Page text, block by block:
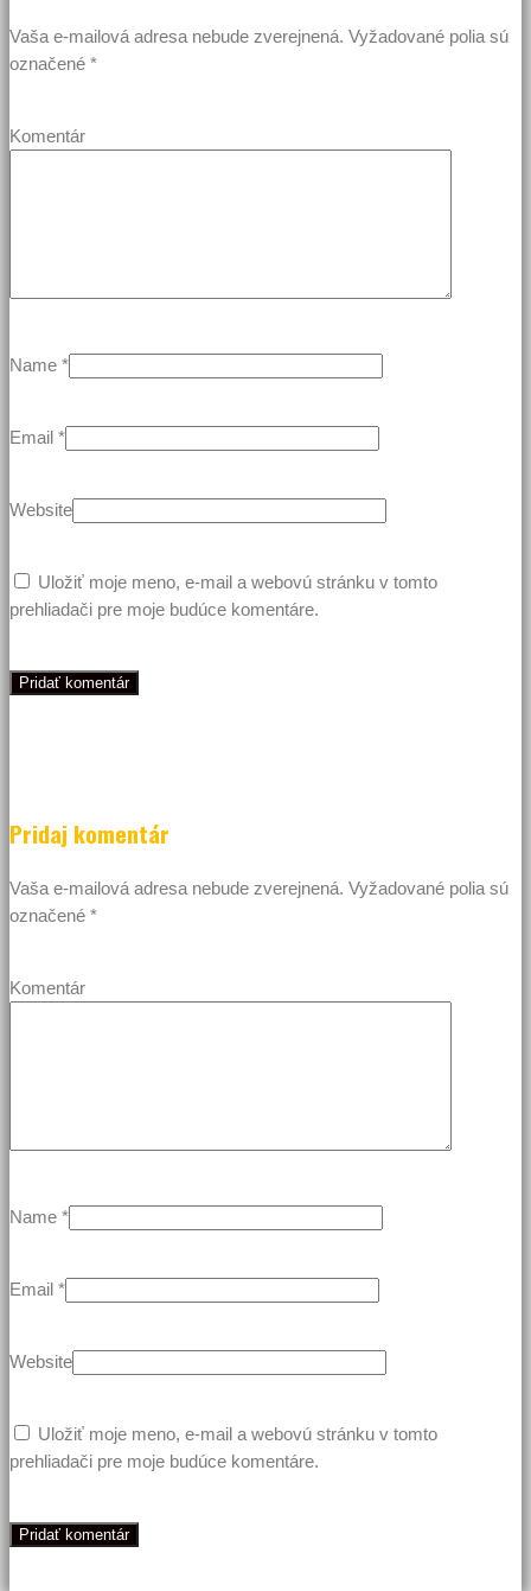
Vaša e-mailová adresa nebude zverejnená. Vyžadované polia sú
označené *
Komentár
Name *
Email *
Website
Uložiť moje meno, e-mail a webovú stránku v tomto
prehliadači pre moje budúce komentáre.
Pridaj komentár
Vaša e-mailová adresa nebude zverejnená. Vyžadované polia sú
označené *
Komentár
Name *
Email *
Website
Uložiť moje meno, e-mail a webovú stránku v tomto
prehliadači pre moje budúce komentáre.